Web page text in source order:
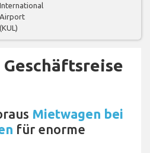
International
Airport
(KUL)
Mietwagen bei
für enorme